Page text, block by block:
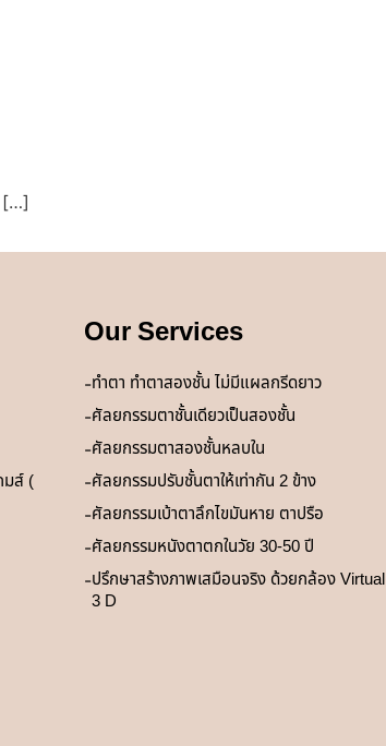
[…]
มส์ (
Our Services
ทำตา ทำตาสองชั้น ไม่มีแผลกรีดยาว
ศัลยกรรมตาชั้นเดียวเป็นสองชั้น
ศัลยกรรมตาสองชั้นหลบใน
ศัลยกรรมปรับชั้นตาให้เท่ากัน 2 ข้าง
ศัลยกรรมเบ้าตาลึกไขมันหาย ตาปรือ
ศัลยกรรมหนังตาตกในวัย 30-50 ปี
ปรึกษาสร้างภาพเสมือนจริง ด้วยกล้อง Virtual
3 D